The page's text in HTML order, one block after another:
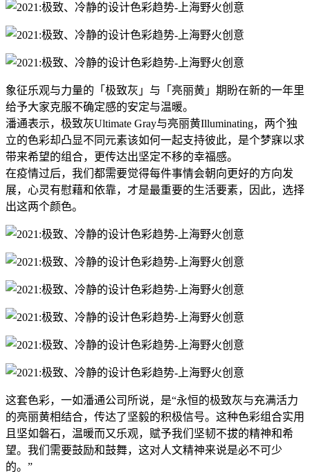
象征乐观与力量的「极致灰」与「亮丽黄」期盼在新的一年里
给予大家克服不确定感的安定与温暖。
潘通表示，极致灰Ultimate Gray与亮丽黄Illuminating，两个独
立的色彩却凸显不同元素该如何一起支持彼此，是个梦寐以求
带来希望的组合，更传达出坚定不移的幸福感。
在疫情过后，我们都需要觉得每件事情会朝向更好的方向发
展，心灵有慰藉和依靠，才是最重要的生活要素，因此，选择
出这两个颜色。
这套色彩，一如潘通公司所说，是“永恒的极致灰与充满活力
的亮丽黄相结合，传达了坚毅的积极信号。这种色彩组合实用
且坚如磐石，温暖而又乐观，赋予我们坚韧不拔的精神和希
望。我们需要鼓励和鼓舞，这对人文精神来说是必不可少
的。”